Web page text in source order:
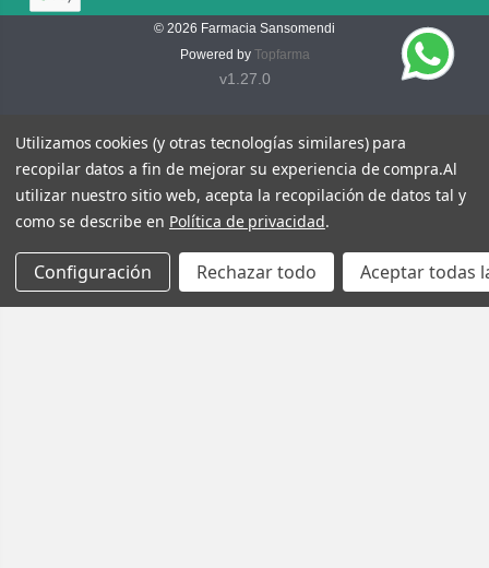
© 2026 Farmacia Sansomendi
Powered by Topfarma
v1.27.0
Utilizamos cookies (y otras tecnologías similares) para
recopilar datos a fin de mejorar su experiencia de compra.Al
utilizar nuestro sitio web, acepta la recopilación de datos tal y
como se describe en Política de privacidad.
Configuración Rechazar todo Aceptar todas